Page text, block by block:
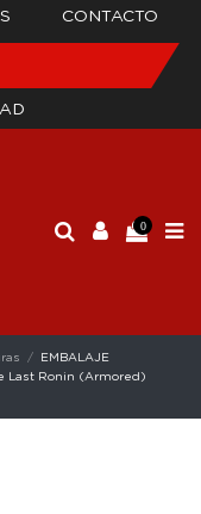
CONTACTO
0
EMBALAJE
Last Ronin (Armored)